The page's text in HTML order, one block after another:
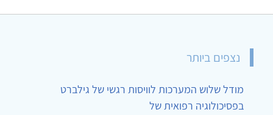
נצפים ביותר
מודל שלוש המערכות לוויסות רגשי של גילברט
בפסיכולוגיה רפואית של